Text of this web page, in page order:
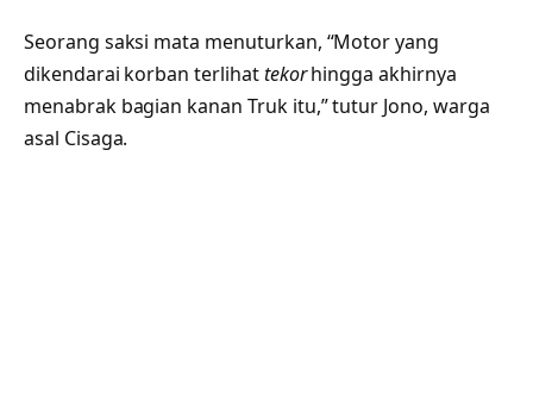
Seorang saksi mata menuturkan, “Motor yang
dikendarai korban terlihattekorhingga akhirnya
menabrak bagian kanan Truk itu,” tutur Jono, warga
asal Cisaga.